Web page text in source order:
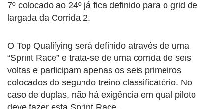
7º colocado ao 24º já fica definido para o grid de
largada da Corrida 2.
O Top Qualifying será definido através de uma
“Sprint Race” e trata-se de uma corrida de seis
voltas e participam apenas os seis primeiros
colocados do segundo treino classificatório. No
caso de duplas, não há exigência em qual piloto